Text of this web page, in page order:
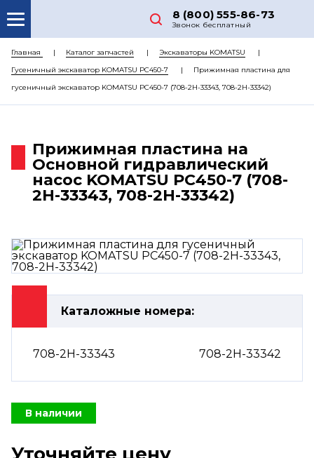
8 (800) 555-86-73
Звонок бесплатный
О НАС
КАТАЛОГ ЗАПЧАСТЕЙ
РЕМОНТ
ЦЕНЫ
КОНТАКТЫ
Главная Каталог запчастей
Экскаваторы KOMATSU
Гусеничный экскаватор KOMATSU PC450-7
Прижимная пластина для
гусеничный экскаватор KOMATSU PC450-7 (708-2H-33343, 708-2H-33342)
Прижимная пластина на
Основной гидравлический
насос KOMATSU PC450-7 (708-
2H-33343, 708-2H-33342)
Каталожные номера:
708-2H-33343 708-2H-33342
В наличии